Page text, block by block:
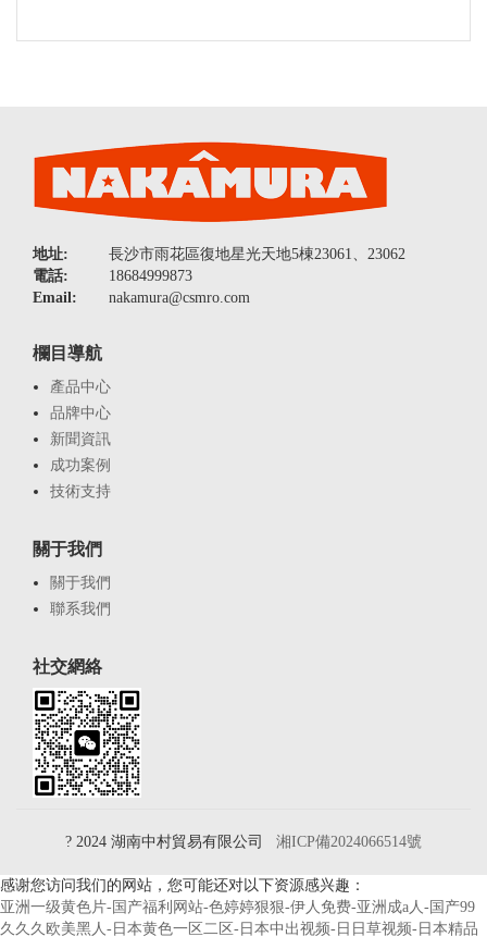
地址:
長沙市雨花區復地星光天地5棟23061、23062
電話:
18684999873
Email:
nakamura@csmro.com
欄目導航
產品中心
品牌中心
新聞資訊
成功案例
技術支持
關于我們
關于我們
聯系我們
社交網絡
? 2024 湖南中村貿易有限公司 湘ICP備2024066514號
感谢您访问我们的网站，您可能还对以下资源感兴趣：
亚洲一级黄色片-国产福利网站-色婷婷狠狠-伊人免费-亚洲成a人-国产99
久久久欧美黑人-日本黄色一区二区-日本中出视频-日日草视频-日本精品